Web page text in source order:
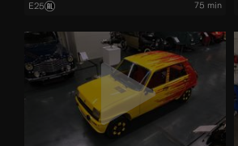
E25 75 min